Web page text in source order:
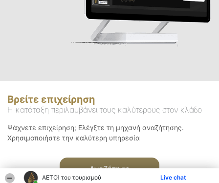
ΑΕΤΟΊ του τουρισμού Live chat
Βρείτε επιχείρηση
Η κατάταξη περιλαμβάνει τους καλύτερους στον κλάδο
Ψάχνετε επιχείρηση; Ελέγξτε τη μηχανή αναζήτησης.
Χρησιμοποιήστε την καλύτερη υπηρεσία
Αναζήτηση